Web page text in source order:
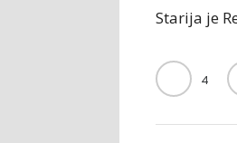
Starija je
4